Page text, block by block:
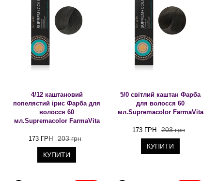
4/12 каштановий
попелястий ірис Фарба для
волосся 60
мл.Supremacolor FarmaVita
173 ГРН 203 грн
КУПИТИ
5/0 світлий каштан Фарба
для волосся 60
мл.Supremacolor FarmaVita
173 ГРН 203 грн
КУПИТИ